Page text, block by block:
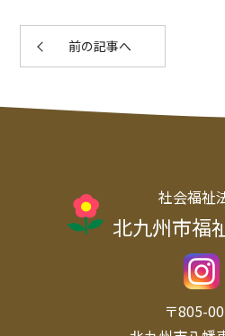
前の記事へ
社会福祉
北九州市福
〒805-